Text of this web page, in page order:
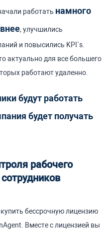
работать намного
, улучшились
и повысились KPI`s.
актуально для все большего
работают удаленно.
будут работать
будет получать
рабочего
бессрочную лицензию
Вместе с лицензией вы